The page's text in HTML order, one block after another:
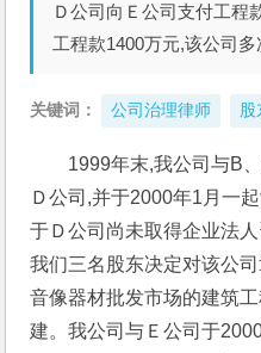
Ｄ公司向Ｅ公司支付工程
工程款1400万元,该公司
关键词： 公司治理律师 股
1999年末,我公司与B
Ｄ公司,并于2000年1月一
于Ｄ公司尚未取得企业法
我们三名股东决定对该公
音像器材批发市场的建筑
建。我公司与Ｅ公司于